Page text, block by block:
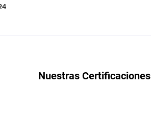
Nuestras Certificaciones